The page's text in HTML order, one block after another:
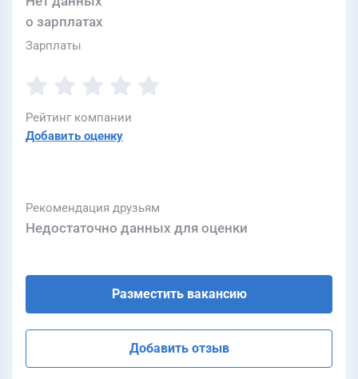
о зарплатах
Зарплаты
Рейтинг компании
Добавить оценку
Рекомендация друзьям
Недостаточно данных для оценки
Разместить вакансию
Добавить отзыв